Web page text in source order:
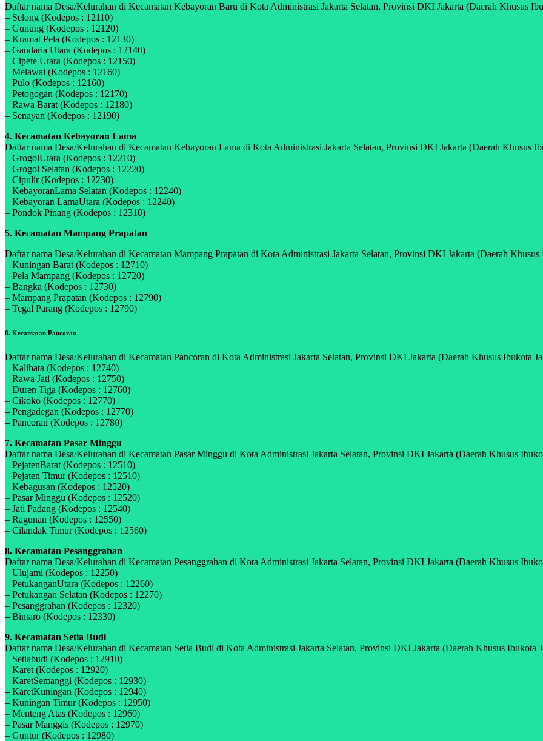
Daftar nama Desa/Kelurahan di Kecamatan Kebayoran Baru di Kota Administrasi Jakarta Selatan, Provinsi DKI Jakarta (Daerah Khusus
– Selong (Kodepos : 12110)
– Gunung (Kodepos : 12120)
– Kramat Pela (Kodepos : 12130)
– Gandaria Utara (Kodepos : 12140)
– Cipete Utara (Kodepos : 12150)
– Melawai (Kodepos : 12160)
– Pulo (Kodepos : 12160)
– Petogogan (Kodepos : 12170)
– Rawa Barat (Kodepos : 12180)
– Senayan (Kodepos : 12190)
4. Kecamatan Kebayoran Lama
Daftar nama Desa/Kelurahan di Kecamatan Kebayoran Lama di Kota Administrasi Jakarta Selatan, Provinsi DKI Jakarta (Daerah Khusus
– GrogolUtara (Kodepos : 12210)
– Grogol Selatan (Kodepos : 12220)
– Cipulir (Kodepos : 12230)
– KebayoranLama Selatan (Kodepos : 12240)
– Kebayoran LamaUtara (Kodepos : 12240)
– Pondok Pinang (Kodepos : 12310)
5. Kecamatan Mampang Prapatan
Daftar nama Desa/Kelurahan di Kecamatan Mampang Prapatan di Kota Administrasi Jakarta Selatan, Provinsi DKI Jakarta (Daerah Khusus
– Kuningan Barat (Kodepos : 12710)
– Pela Mampang (Kodepos : 12720)
– Bangka (Kodepos : 12730)
– Mampang Prapatan (Kodepos : 12790)
– Tegal Parang (Kodepos : 12790)
6. Kecamatan Pancoran
Daftar nama Desa/Kelurahan di Kecamatan Pancoran di Kota Administrasi Jakarta Selatan, Provinsi DKI Jakarta (Daerah Khusus Ibukota
– Kalibata (Kodepos : 12740)
– Rawa Jati (Kodepos : 12750)
– Duren Tiga (Kodepos : 12760)
– Cikoko (Kodepos : 12770)
– Pengadegan (Kodepos : 12770)
– Pancoran (Kodepos : 12780)
7. Kecamatan Pasar Minggu
Daftar nama Desa/Kelurahan di Kecamatan Pasar Minggu di Kota Administrasi Jakarta Selatan, Provinsi DKI Jakarta (Daerah Khusus
– PejatenBarat (Kodepos : 12510)
– Pejaten Timur (Kodepos : 12510)
– Kebagusan (Kodepos : 12520)
– Pasar Minggu (Kodepos : 12520)
– Jati Padang (Kodepos : 12540)
– Ragunan (Kodepos : 12550)
– Cilandak Timur (Kodepos : 12560)
8. Kecamatan Pesanggrahan
Daftar nama Desa/Kelurahan di Kecamatan Pesanggrahan di Kota Administrasi Jakarta Selatan, Provinsi DKI Jakarta (Daerah Khusus
– Ulujami (Kodepos : 12250)
– PetukanganUtara (Kodepos : 12260)
– Petukangan Selatan (Kodepos : 12270)
– Pesanggrahan (Kodepos : 12320)
– Bintaro (Kodepos : 12330)
9. Kecamatan Setia Budi
Daftar nama Desa/Kelurahan di Kecamatan Setia Budi di Kota Administrasi Jakarta Selatan, Provinsi DKI Jakarta (Daerah Khusus Ibukota
– Setiabudi (Kodepos : 12910)
– Karet (Kodepos : 12920)
– KaretSemanggi (Kodepos : 12930)
– KaretKuningan (Kodepos : 12940)
– Kuningan Timur (Kodepos : 12950)
– Menteng Atas (Kodepos : 12960)
– Pasar Manggis (Kodepos : 12970)
– Guntur (Kodepos : 12980)